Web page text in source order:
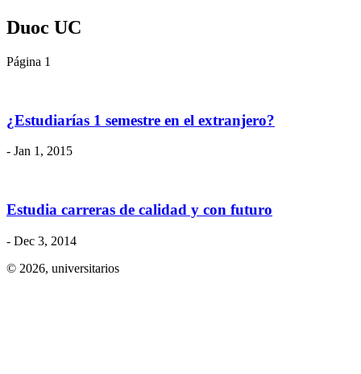
Duoc UC
Página 1
¿Estudiarías 1 semestre en el extranjero?
- Jan 1, 2015
Estudia carreras de calidad y con futuro
- Dec 3, 2014
© 2026, universitarios